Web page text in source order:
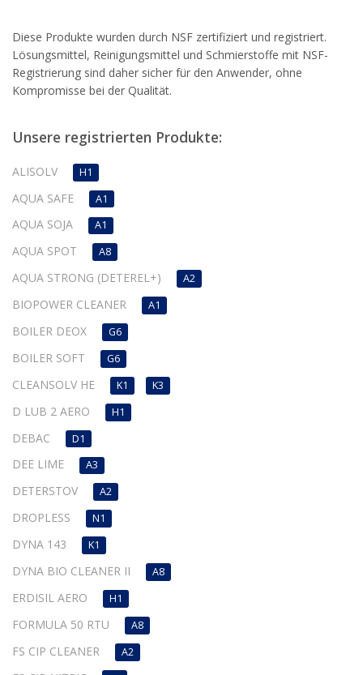
Diese Produkte wurden durch NSF zertifiziert und registriert.
Lösungsmittel, Reinigungsmittel und Schmierstoffe mit NSF-
Registrierung sind daher sicher für den Anwender, ohne
Kompromisse bei der Qualität.
Unsere registrierten Produkte:
ALISOLV H1
AQUA SAFE A1
AQUA SOJA A1
AQUA SPOT A8
AQUA STRONG (DETEREL+) A2
BIOPOWER CLEANER A1
BOILER DEOX G6
BOILER SOFT G6
CLEANSOLV HE K1 K3
D LUB 2 AERO H1
DEBAC D1
DEE LIME A3
DETERSTOV A2
DROPLESS N1
DYNA 143 K1
DYNA BIO CLEANER II A8
ERDISIL AERO H1
FORMULA 50 RTU A8
FS CIP CLEANER A2